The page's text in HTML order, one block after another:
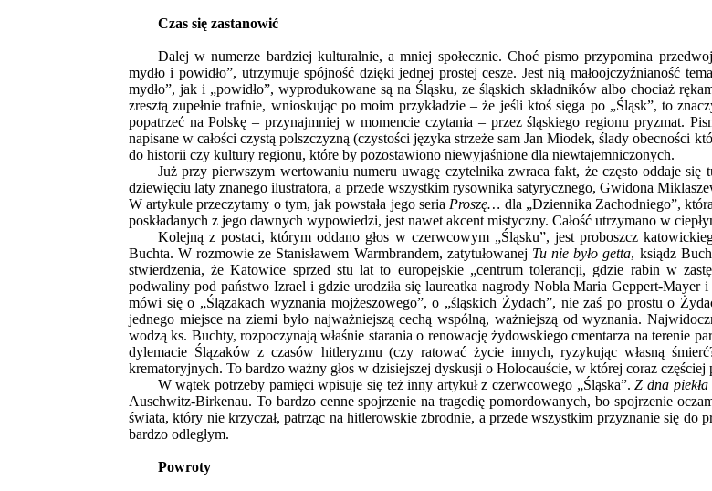
Czas się zastanowić
Dalej w numerze bardziej kulturalnie, a mniej społecznie. Choć pismo przypomina
mydło i powidło”, utrzymuje spójność dzięki jednej prostej cesze. Jest nią małoojczyźnianość
mydło”, jak i „powidło”, wyprodukowane są na Śląsku, ze śląskich składników albo chociaż
zresztą zupełnie trafnie, wnioskując po moim przykładzie – że jeśli ktoś sięga po „Śląsk”, to
popatrzeć na Polskę – przynajmniej w momencie czytania – przez śląskiego regionu pryzmat.
napisane w całości czystą polszczyzną (czystości języka strzeże sam Jan Miodek, ślady obecności
do historii czy kultury regionu, które by pozostawiono niewyjaśnione dla niewtajemniczonych.
Już przy pierwszym wertowaniu numeru uwagę czytelnika zwraca fakt, że często oddaje się
dziewięciu laty znanego ilustratora, a przede wszystkim rysownika satyrycznego, Gwidona
W artykule przeczytamy o tym, jak powstała jego seria Proszę… dla „Dziennika Zachodniego”,
poskładanych z jego dawnych wypowiedzi, jest nawet akcent mistyczny. Całość utrzymano w
Kolejną z postaci, którym oddano głos w czerwcowym „Śląsku”, jest proboszcz
Buchta. W rozmowie ze Stanisławem Warmbrandem, zatytułowanej Tu nie było getta, ksiądz
stwierdzenia, że Katowice sprzed stu lat to europejskie „centrum tolerancji, gdzie rabin w
podwaliny pod państwo Izrael i gdzie urodziła się laureatka nagrody Nobla Maria Geppert-
mówi się o „Ślązakach wyznania mojżeszowego”, o „śląskich Żydach”, nie zaś po prostu o
jednego miejsce na ziemi było najważniejszą cechą wspólną, ważniejszą od wyznania.
wodzą ks. Buchty, rozpoczynają właśnie starania o renowację żydowskiego cmentarza na terenie
dylemacie Ślązaków z czasów hitleryzmu (czy ratować życie innych, ryzykując własną
krematoryjnych. To bardzo ważny głos w dzisiejszej dyskusji o Holocauście, w której coraz częściej
W wątek potrzeby pamięci wpisuje się też inny artykuł z czerwcowego „Śląska”.Z dna piekła
Auschwitz-Birkenau. To bardzo cenne spojrzenie na tragedię pomordowanych, bo spojrzenie
świata, który nie krzyczał, patrząc na hitlerowskie zbrodnie, a przede wszystkim przyznanie się
bardzo odległym.
Powroty